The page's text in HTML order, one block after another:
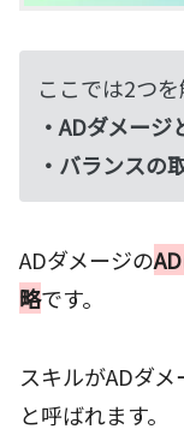
ここでは2つを
・ADダメー
・バランスの
ADダメージの
略です。
スキルがADダ
と呼ばれます。